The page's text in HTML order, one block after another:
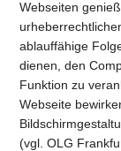
Webseiten
ablauffähige
dienen, den
Funktion zu
Webseite
(vgl. OLG